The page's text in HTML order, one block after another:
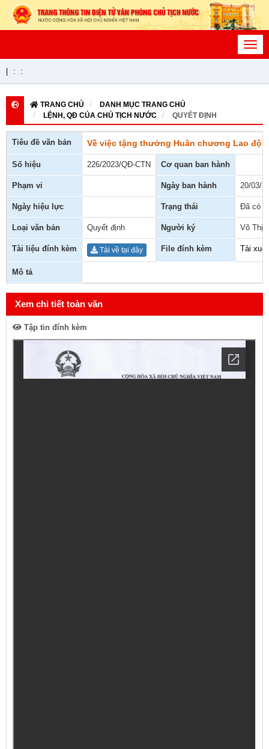
: :
TRANG CHỦ
DANH MỤC TRANG CHỦ
LỆNH, QĐ CỦA CHỦ TỊCH NƯỚC
QUYẾT ĐỊNH
Tiêu đề văn bản Về việc tặng thưởng Huân chương Lao
Số hiệu 226/2023/QĐ-CTN Cơ quan ban hành
Phạm vi Ngày ban hành 20/03/
Ngày hiệu lực Trạng thái Đã có
Loại văn bản Quyết định Người ký Võ Thị
Tài liệu đính kèm Tải về tại đây File đính kèm Tải
Mô tả
Xem chi tiết toàn văn
Tập tin đính kèm